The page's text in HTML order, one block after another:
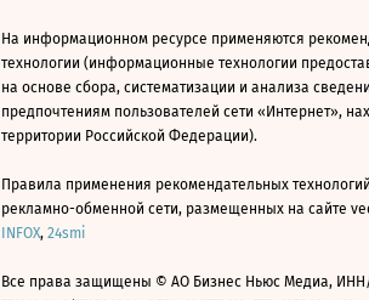
На информационном ресурсе применяются
технологии (информационные технологии
на основе сбора, систематизации и анализа
предпочтениям пользователей сети «Интернет»,
территории Российской Федерации).
Правила применения рекомендательных
рекламно-обменной сети, размещенных на сайте
INFOX, 24smi
Все права защищены © АО Бизнес Ньюс Медиа,